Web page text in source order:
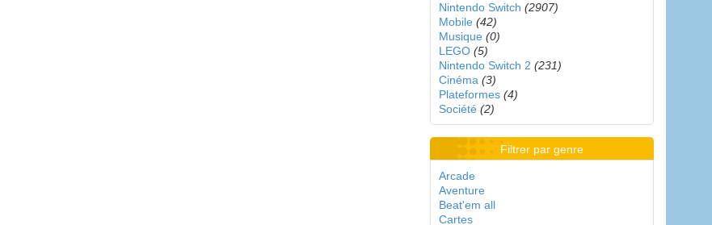
Nintendo Switch (2907)
Mobile (42)
Musique (0)
LEGO (5)
Nintendo Switch 2 (231)
Cinéma (3)
Plateformes (4)
Société (2)
Filtrer par genre
Arcade
Aventure
Beat'em all
Cartes